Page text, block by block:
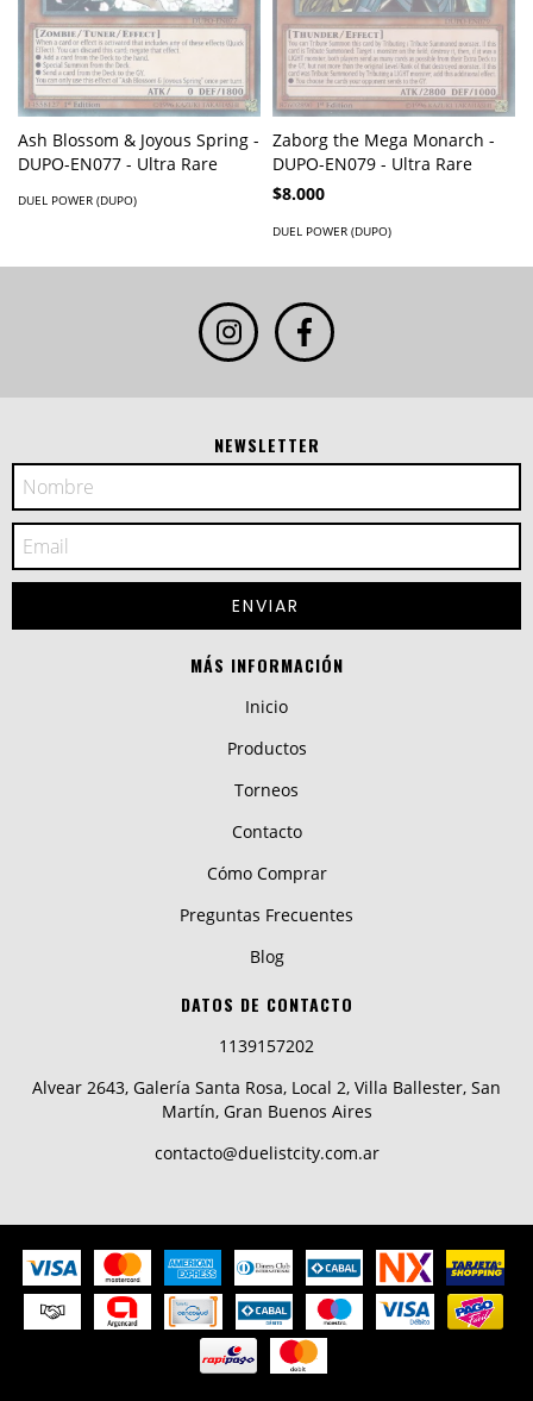
Ash Blossom & Joyous Spring -
DUPO-EN077 - Ultra Rare
DUEL POWER (DUPO)
Zaborg the Mega Monarch -
DUPO-EN079 - Ultra Rare
$8.000
DUEL POWER (DUPO)
NEWSLETTER
MÁS INFORMACIÓN
Inicio
Productos
Torneos
Contacto
Cómo Comprar
Preguntas Frecuentes
Blog
DATOS DE CONTACTO
1139157202
Alvear 2643, Galería Santa Rosa, Local 2, Villa Ballester, San
Martín, Gran Buenos Aires
contacto@duelistcity.com.ar